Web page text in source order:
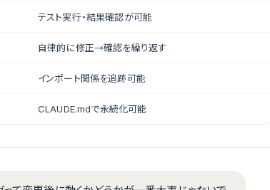
テスト実行・結果確認が可能
自律的に修正→確認を繰り返す
インポート関係を追跡可能
CLAUDE.mdで永続化可能